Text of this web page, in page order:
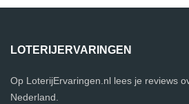
LOTERIJERVARINGEN
Op LoterijErvaringen.nl lees je reviews
Nederland.